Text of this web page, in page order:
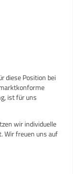
diese Position bei
ist für uns
wir individuelle
Wir freuen uns auf